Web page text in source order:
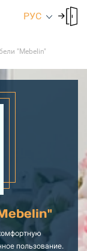
РУС
"Mebelin"
пользование.